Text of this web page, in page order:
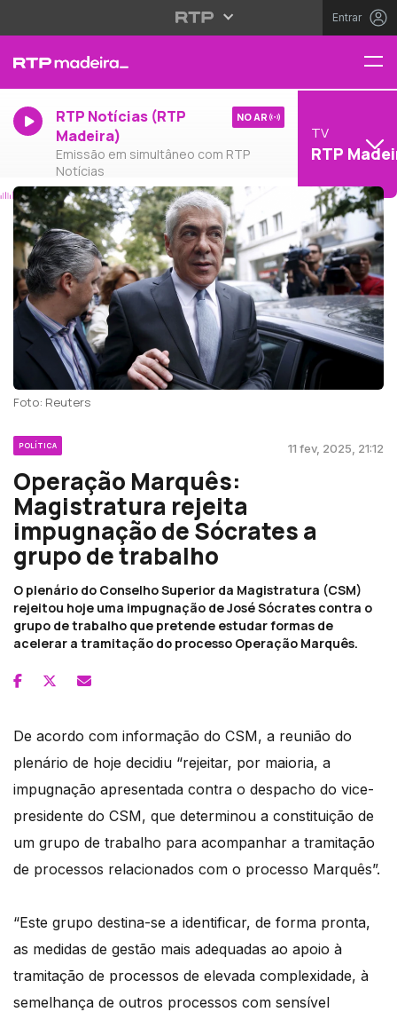
Entrar
RTP Notícias (RTP
Madeira)
Emissão em simultâneo com RTP
Notícias
NO AR
TV
RTP
Foto: Reuters
POLÍTICA 11 fev, 2025, 21:12
Operação Marquês:
Magistratura rejeita
impugnação de Sócrates a
grupo de trabalho
O plenário do Conselho Superior da Magistratura (CSM)
rejeitou hoje uma impugnação de José Sócrates contra o
grupo de trabalho que pretende estudar formas de
acelerar a tramitação do processo Operação Marquês.
De acordo com informação do CSM, a reunião do
plenário de hoje decidiu “rejeitar, por maioria, a
impugnação apresentada contra o despacho do vice-
presidente do CSM, que determinou a constituição de
um grupo de trabalho para acompanhar a tramitação
de processos relacionados com o processo Marquês”.
“Este grupo destina-se a identificar, de forma pronta,
as medidas de gestão mais adequadas ao apoio à
tramitação de processos de elevada complexidade, à
semelhança de outros processos com sensível